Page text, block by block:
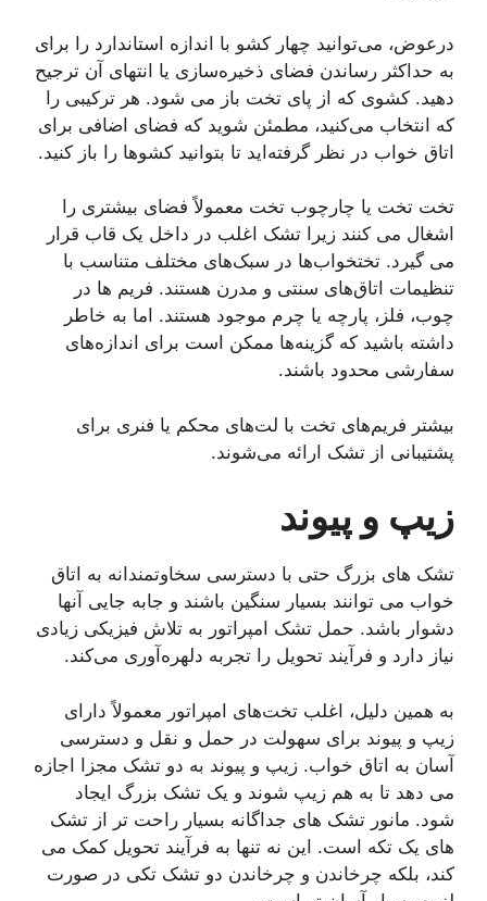
درعوض، می‌توانید چهار کشو با اندازه استاندارد را برای
به حداکثر رساندن فضای ذخیره‌سازی یا انتهای آن ترجیح
دهید. کشوی که از پای تخت باز می شود. هر ترکیبی را
که انتخاب می‌کنید، مطمئن شوید که فضای اضافی برای
اتاق خواب در نظر گرفته‌اید تا بتوانید کشوها را باز کنید.
تخت تخت یا چارچوب تخت معمولاً فضای بیشتری را
اشغال می کنند زیرا تشک اغلب در داخل یک قاب قرار
می گیرد. تختخواب‌ها در سبک‌های مختلف متناسب با
تنظیمات اتاق‌های سنتی و مدرن هستند. فریم ها در
چوب، فلز، پارچه یا چرم موجود هستند. اما به خاطر
داشته باشید که گزینه‌ها ممکن است برای اندازه‌های
سفارشی محدود باشند.
بیشتر فریم‌های تخت با لت‌های محکم یا فنری برای
پشتیبانی از تشک ارائه می‌شوند.
زیپ و پیوند
تشک های بزرگ حتی با دسترسی سخاوتمندانه به اتاق
خواب می توانند بسیار سنگین باشند و جابه جایی آنها
دشوار باشد. حمل تشک امپراتور به تلاش فیزیکی زیادی
نیاز دارد و فرآیند تحویل را تجربه دلهره‌آوری می‌کند.
به همین دلیل، اغلب تخت‌های امپراتور معمولاً دارای
زیپ و پیوند برای سهولت در حمل و نقل و دسترسی
آسان به اتاق خواب. زیپ و پیوند به دو تشک مجزا اجازه
می دهد تا به هم زیپ شوند و یک تشک بزرگ ایجاد
شود. مانور تشک های جداگانه بسیار راحت تر از تشک
های یک تکه است. این نه تنها به فرآیند تحویل کمک می
کند، بلکه چرخاندن و چرخاندن دو تشک تکی در صورت